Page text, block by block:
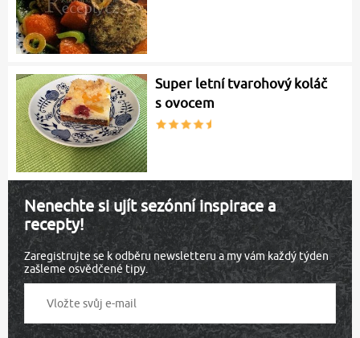
Super letní tvarohový koláč
s ovocem
Nenechte si ujít sezónní inspirace a
recepty!
Zaregistrujte se k odběru newsletteru a my vám každý týden
zašleme osvědčené tipy.